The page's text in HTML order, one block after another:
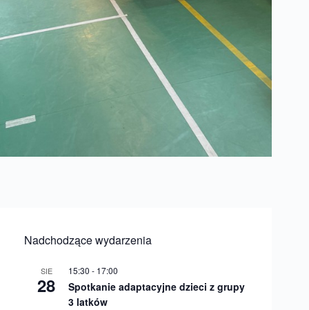
Nadchodzące wydarzenia
SIE
28
15:30 - 17:00
Spotkanie adaptacyjne dzieci z grupy
3 latków